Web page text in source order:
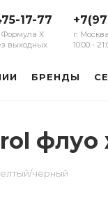
17-77
Формула Х
выходных
г.
10:00 -
БРЕНДЫ
черный